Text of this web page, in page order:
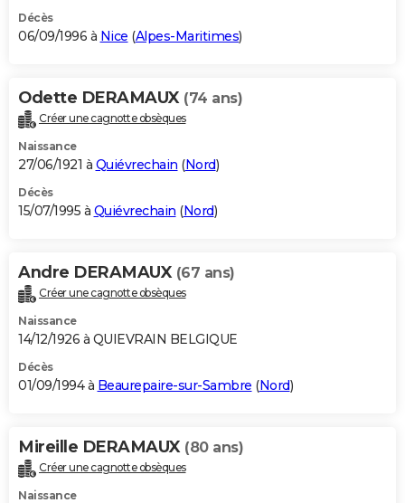
Décès
06/09/1996 à Nice (Alpes-Maritimes)
Odette DERAMAUX (74 ans)
Créer une cagnotte obsèques
Naissance
27/06/1921 à Quiévrechain (Nord)
Décès
15/07/1995 à Quiévrechain (Nord)
Andre DERAMAUX (67 ans)
Créer une cagnotte obsèques
Naissance
14/12/1926 à QUIEVRAIN BELGIQUE
Décès
01/09/1994 à Beaurepaire-sur-Sambre (Nord)
Mireille DERAMAUX (80 ans)
Créer une cagnotte obsèques
Naissance